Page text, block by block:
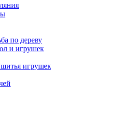
по дереву
и игрушек
игрушек